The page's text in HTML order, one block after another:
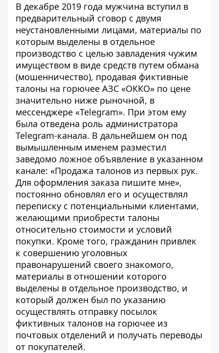
В декабре 2019 года мужчина вступил в
предварительный сговор с двумя
неустановленными лицами, материалы по
которым выделены в отдельное
производство с целью завладения чужим
имуществом в виде средств путем обмана
(мошенничество), продавая фиктивные
талоны на горючее АЗС «ОККО» по цене
значительно ниже рыночной, в
мессенджере «Telegram». При этом ему
была отведена роль администратора
Telegram-канала. В дальнейшем он под
вымышленным именем разместил
заведомо ложное объявление в указанном
канале: «Продажа талонов из первых рук.
Для оформления заказа пишите мне»,
постоянно обновлял его и осуществлял
переписку с потенциальными клиентами,
желающими приобрести талоны
относительно стоимости и условий
покупки. Кроме того, гражданин привлек
к совершению уголовных
правонарушений своего знакомого,
материалы в отношении которого
выделены в отдельное производство, и
который должен был по указанию
осуществлять отправку посылок
фиктивных талонов на горючее из
почтовых отделений и получать переводы
от покупателей.